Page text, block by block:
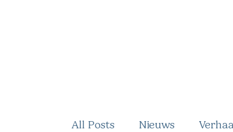
All Posts Nieuws